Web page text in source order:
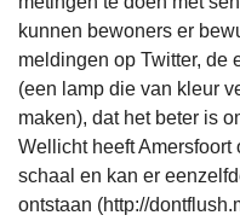
kunnen bewoners er
meldingen op Twitter, de
(een lamp die van kleur
maken), dat het beter is
Wellicht heeft
schaal en kan er
ontstaan (http://